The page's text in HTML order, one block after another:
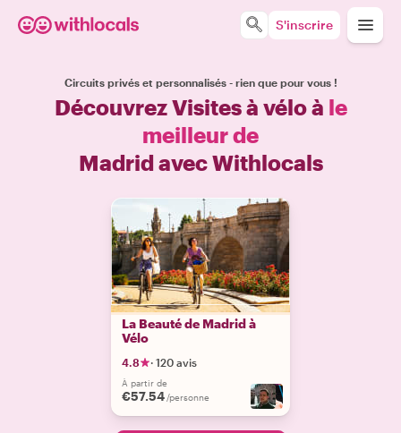
S'inscrire
Circuits privés et personnalisés - rien que pour vous !
Découvrez Visites à vélo à le
meilleur de
Madrid avec Withlocals
La Beauté de Madrid à
Vélo
4.8 · 120 avis
À partir de
€57.54 /personne